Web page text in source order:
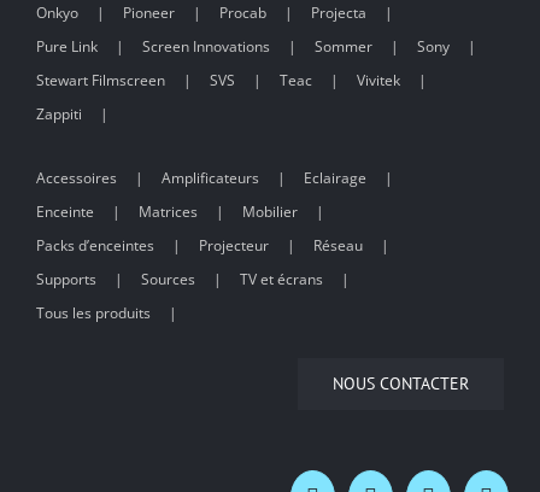
Onkyo
Pioneer Procab
Projecta
Pure Link
Screen Innovations Sommer
Sony
Stewart Filmscreen
SVS Teac
Vivitek
Zappiti
Accessoires Amplificateurs
Eclairage
Enceinte
Matrices
Mobilier
Packs d’enceintes
Projecteur
Réseau
Supports
Sources
TV et écrans
Tous les produits
NOUS CONTACTER